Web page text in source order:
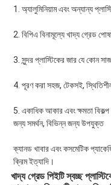
1. অ্যালুমিনিয়াম এবং অন্যান্য
2. বিপিএ বিনামূল্যে খাদ্য গ্রেড
3. সুন্দর প্লাস্টিকের জার যে কোন
4. পূরণ করা সহজ, টেকসই,
5. একাধিক আকার এবং ক্ষমতা
জন্য সমর্থন, বিভিন্ন জন্য উপযুক্ত
ক্যানড খাবার এবং কসমেটিক
ক্রিম ইত্যাদি।
খাদ্য গ্রেড পিইটি স্বচ্ছ